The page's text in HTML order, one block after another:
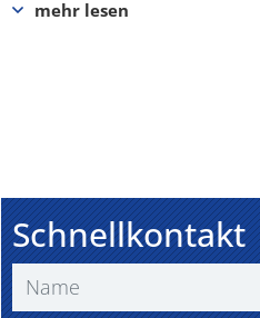
Schnellkontakt